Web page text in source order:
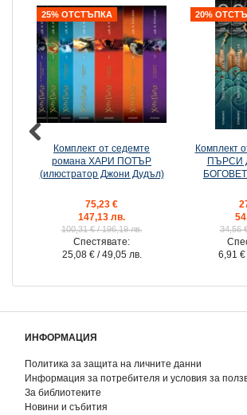
25% ОТСТЪПКА
Комплект от седемте
романа ХАРИ ПОТЪР
(илюстратор Джони Дудъл)
75,23 €
147,13 лв.
100,31 €/ 196,19 лв.
Спестявате:
25,08 € / 49,05 лв.
20%
Комплект
ПЪРСИ
34,56
6,91 €
ИНФОРМАЦИЯ
Политика за защита на личните данни
Информация за потребителя и условия за
За библиотеките
Новини и събития